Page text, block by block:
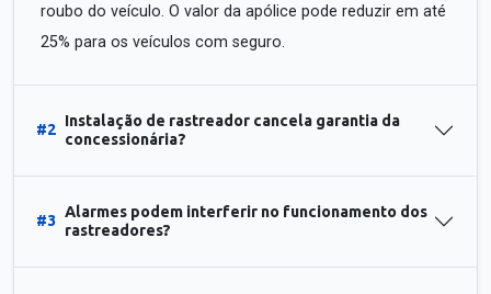
roubo do veículo. O valor da apólice pode reduzir em até
25% para os veículos com seguro.
#2
Instalação de rastreador cancela garantia da
concessionária?
#3
Alarmes podem interferir no funcionamento dos
rastreadores?